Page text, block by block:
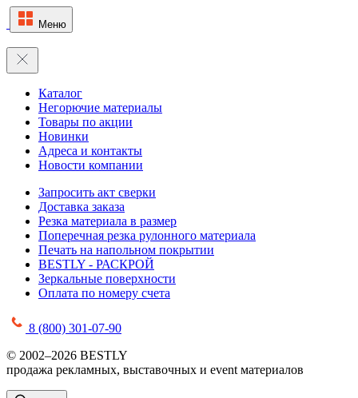
Меню
Каталог
Негорючие материалы
Товары по акции
Новинки
Адреса и контакты
Новости компании
Запросить акт сверки
Доставка заказа
Резка материала в размер
Поперечная резка рулонного материала
Печать на напольном покрытии
BESTLY - РАСКРОЙ
Зеркальные поверхности
Оплата по номеру счета
8 (800) 301-07-90
© 2002–2026 BESTLY
продажа рекламных, выставочных и event материалов